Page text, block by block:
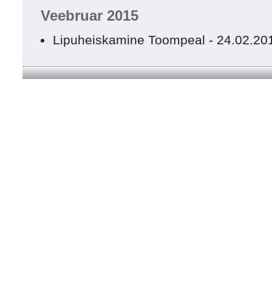
Veebruar 2015
Lipuheiskamine Toompeal -